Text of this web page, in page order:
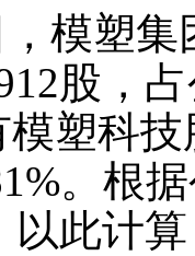
，模塑
股，
塑科
。根
以此计